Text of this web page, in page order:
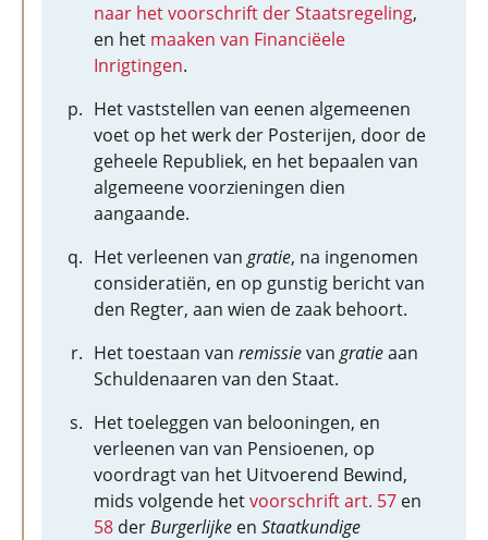
naar het voorschrift der Staatsregeling,
en het maaken van Financiëele
Inrigtingen.
Het vaststellen van eenen algemeenen
voet op het werk der Posterijen, door de
geheele Republiek, en het bepaalen van
algemeene voorzieningen dien
aangaande.
Het verleenen van gratie, na ingenomen
consideratiën, en op gunstig bericht van
den Regter, aan wien de zaak behoort.
Het toestaan van remissievan gratieaan
Schuldenaaren van den Staat.
Het toeleggen van belooningen, en
verleenen van van Pensioenen, op
voordragt van het Uitvoerend Bewind,
mids volgende hetvoorschrift art. 57 en
58 derBurgerlijke en Staatkundige